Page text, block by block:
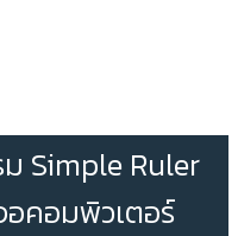
Simple Ruler
คอมพิวเตอร์